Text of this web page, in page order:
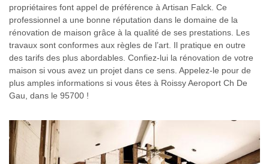
propriétaires font appel de préférence à Artisan Falck. Ce
professionnel a une bonne réputation dans le domaine de la
rénovation de maison grâce à la qualité de ses prestations. Les
travaux sont conformes aux règles de l’art. Il pratique en outre
des tarifs des plus abordables. Confiez-lui la rénovation de votre
maison si vous avez un projet dans ce sens. Appelez-le pour de
plus amples informations si vous êtes à Roissy Aeroport Ch De
Gau, dans le 95700 !